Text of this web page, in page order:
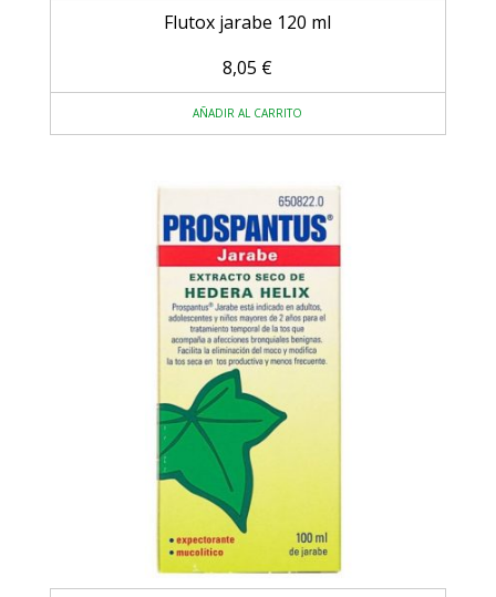
Flutox jarabe 120 ml
8,05 €
AÑADIR AL CARRITO